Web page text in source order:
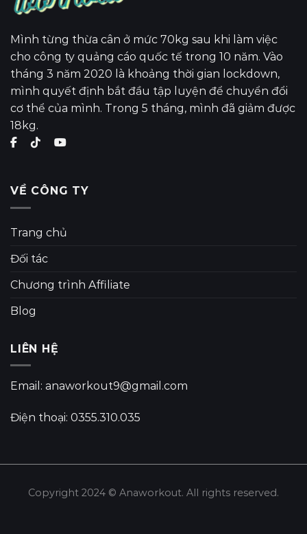
Mình từng thừa cân ở mức 70kg sau khi làm việc
cho công ty quảng cáo quốc tế trong 10 năm. Vào
tháng 3 năm 2020 là khoảng thời gian lockdown,
mình quyết định bắt đầu tập luyện để chuyển đổi
cơ thể của mình. Trong 5 tháng, mình đã giảm được
18kg.
VỀ CÔNG TY
Trang chủ
Đối tác
Chương trình Affiliate
Blog
LIÊN HỆ
Email: anaworkout9@gmail.com
Điện thoại: 0355.310.035
Copyright 2024 © Anaworkout. All rights reserved.